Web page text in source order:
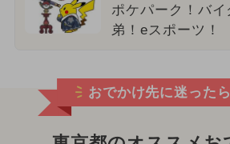
ポケパーク！バ
弟！eスポーツ！
おでかけ先に迷った